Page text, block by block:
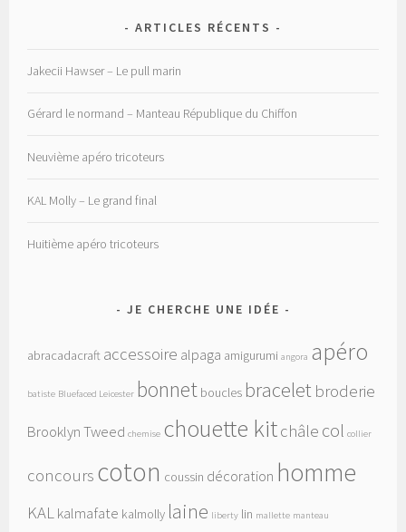
ARTICLES RÉCENTS
Jakecii Hawser – Le pull marin
Gérard le normand – Manteau République du Chiffon
Neuvième apéro tricoteurs
KAL Molly – Le grand final
Huitième apéro tricoteurs
JE CHERCHE UNE IDÉE
abracadacraft accessoire alpaga amigurumi angora apéro
batiste Bluefaced Leicester bonnet boucles bracelet broderie
Brooklyn Tweed chemise chouette kitchâle col collier
concours coton coussin décoration homme
KALkalmafate kalmolly laine liberty lin mallette manteau